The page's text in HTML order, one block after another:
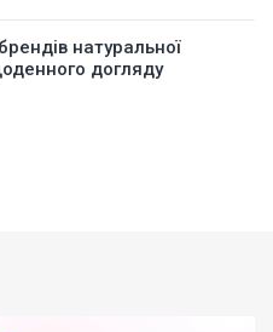
натуральної
догляду